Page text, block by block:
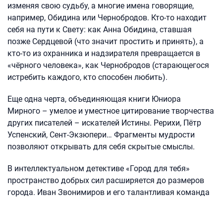
изменяя свою судьбу, а многие имена говорящие,
например, Обидина или Чернобродов. Кто-то находит
себя на пути к Свету: как Анна Обидина, ставшая
позже Сердцевой (что значит простить и принять), а
кто-то из охранника и надзирателя превращается в
«чёрного человека», как Чернобродов (старающегося
истребить каждого, кто способен любить).
Еще одна черта, объединяющая книги Юниора
Мирного – умелое и уместное цитирование творчества
других писателей – искателей Истины. Рерихи, Пётр
Успенский, Сент-Экзюпери… Фрагменты мудрости
позволяют открывать для себя скрытые смыслы.
В интеллектуальном детективе «Город для тебя»
пространство добрых сил расширяется до размеров
города. Иван Звонимиров и его талантливая команда